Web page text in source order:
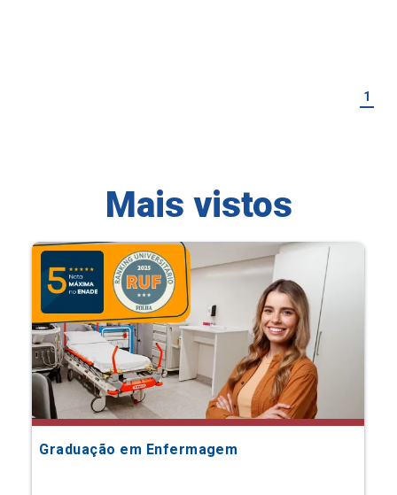
1
Mais vistos
Graduação em Enfermagem